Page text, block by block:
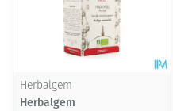
Herbalgem
Herbalgem